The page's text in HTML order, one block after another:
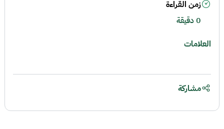
زمن القراءة
0 دقيقة
العلامات
مشاركة